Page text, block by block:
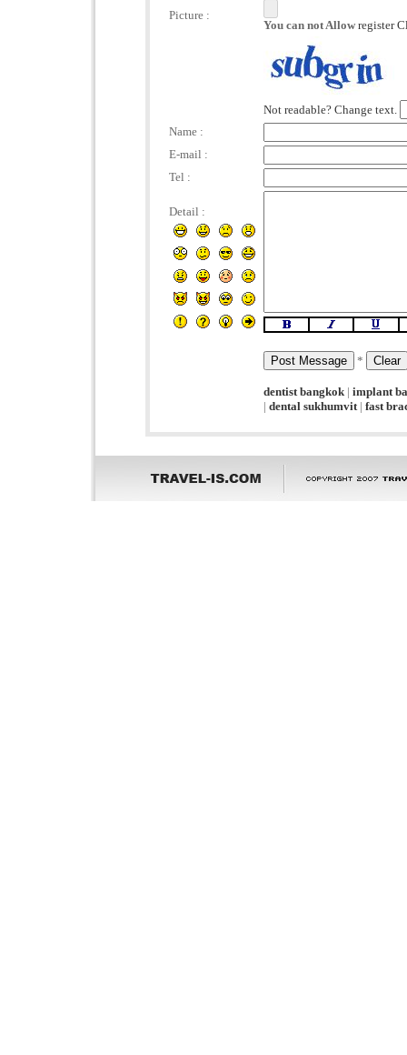
Picture :
You can not Allow register
Not readable? Change text.
Name :
E-mail :
Tel :
Detail :
*
dentist bangkok| implant
| dental sukhumvit| fast